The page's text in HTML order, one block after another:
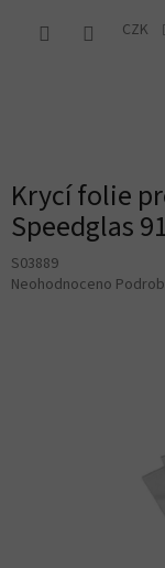
CZK
Krycí folie
Speedglas
S03889
Průměrné
Neohodnoceno